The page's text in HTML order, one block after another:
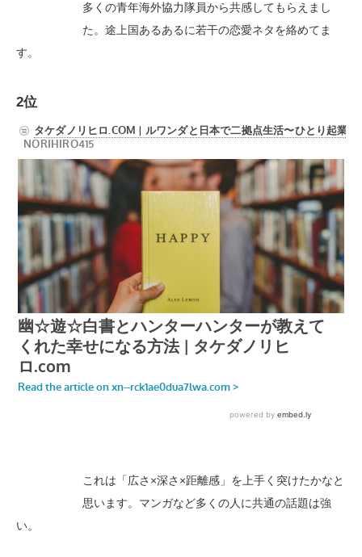
多くの青年海外協力隊員から共感してもらえまし
た。途上国あるあるに若干の恋愛ネタを絡めてま
す。
2位
これは「広さ×深さ×距離感」を上手く突けたかなと
思います。マンガなど多くの人に共通の話題は強
い。